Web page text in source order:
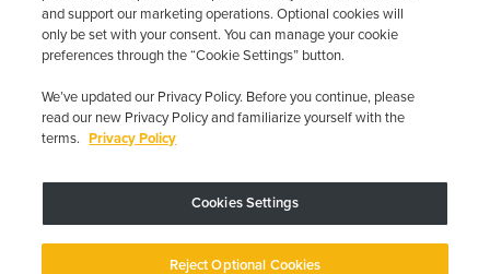
Solicita un presupuesto gratuito
El dispositivo puede variar según los requisitos estatales; se aplican
Política de privacidad Sus opciones de privacidad
and support our marketing operations. Optional cookies will
only be set with your consent. You can manage your cookie
preferences through the “Cookie Settings” button.
We’ve updated our Privacy Policy. Before you continue, please
read our new Privacy Policy and familiarize yourself with the
terms. Privacy Policy
Cookies Settings
Reject Optional Cookies